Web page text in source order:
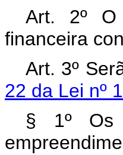
Art. 2º O
financeira
Art. 3º
22 da Lei nº
§ 1º Os